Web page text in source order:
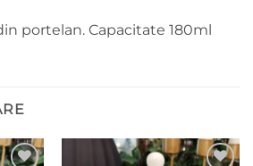
portelan. Capacitate 180ml